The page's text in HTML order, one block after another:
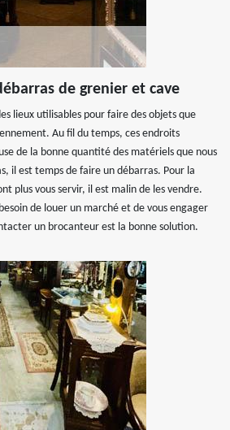
de grenier et cave
lieux utilisables pour faire des objets que
Au fil du temps, ces endroits
de la bonne quantité des matériels que nous
il est temps de faire un débarras. Pour la
plus vous servir, il est malin de les vendre.
de louer un marché et de vous engager
un brocanteur est la bonne solution.